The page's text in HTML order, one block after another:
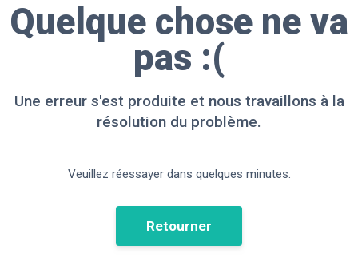
Quelque chose ne va
pas :(
Une erreur s'est produite et nous travaillons à la
résolution du problème.
Veuillez réessayer dans quelques minutes.
Retourner